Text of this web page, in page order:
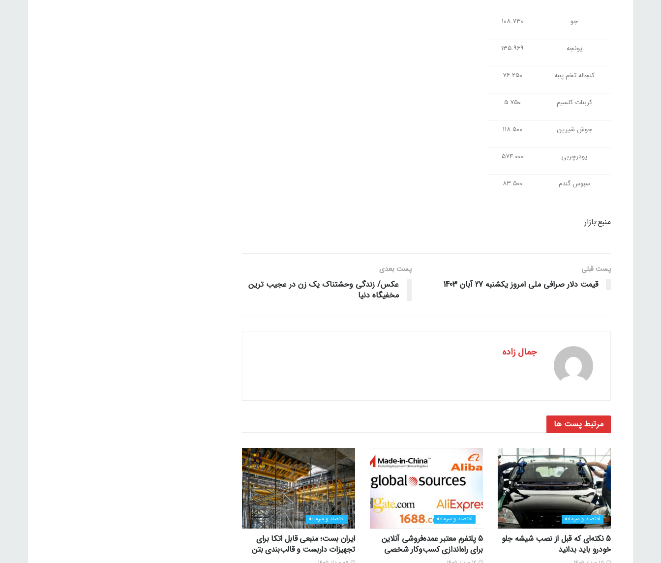
جو ۱۰۸.۷۳۰
یونجه ۱۳۵.۹۶۹
کنجاله تخم پنبه ۷۶.۲۵۰
کربنات کلسیم ۵.۷۵۰
جوش شیرین ۱۱۸.۵۰۰
پودرچربی ۵۷۴.۰۰۰
سبوس گندم ۸۳.۵۰۰
منبع:بازار
پست قبلی
قیمت دلار صرافی ملی امروز یکشنبه 27 آبان 1403
پست‌ بعدی
عکس/ زندگی وحشتناک یک زن در عجیب ترین
مخفیگاه دنیا
جمال زاده
مرتبط پست ها
اقتصاد و سرمایه
5 نکته‌ای که قبل از نصب شیشه جلو
خودرو باید بدانید
اقتصاد و سرمایه
5 پلتفرم معتبر عمده‌فروشی آنلاین
برای راه‌اندازی کسب‌وکار شخصی
اقتصاد و سرمایه
ایران بست؛ منبعی قابل اتکا برای
تجهیزات داربست و قالب‌بندی بتن